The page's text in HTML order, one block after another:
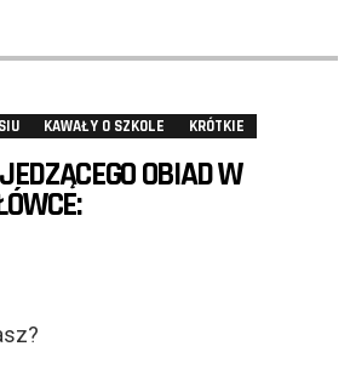
KAWAŁY O SZKOLE KRÓTKIE
OBIAD W